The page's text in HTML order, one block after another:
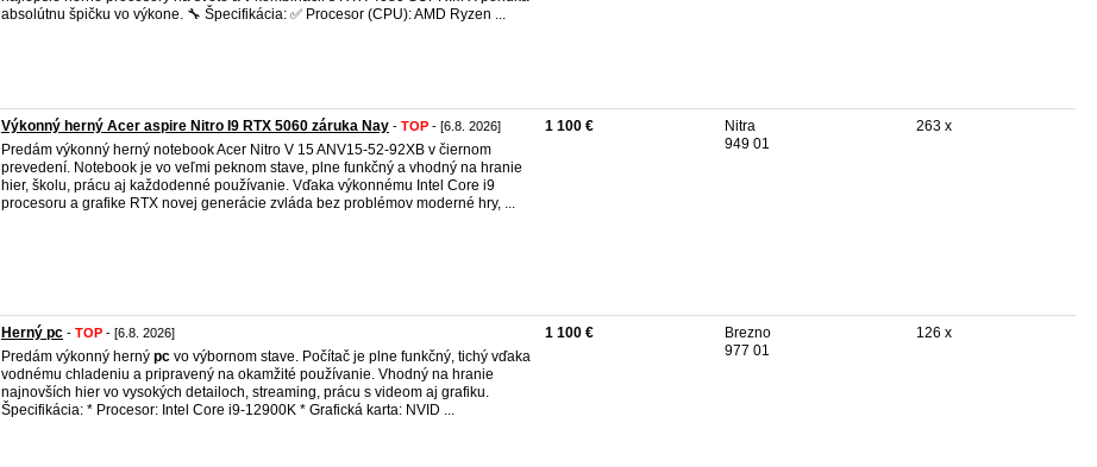
absolútnu špičku vo výkone. 🔧 Špecifikácia: ✅ Procesor (CPU): AMD Ryzen ...
Výkonný herný Acer aspire Nitro I9 RTX 5060 záruka Nay - TOP - [6.8. 2026]
Predám výkonný herný notebook Acer Nitro V 15 ANV15-52-92XB v čiernom
prevedení. Notebook je vo veľmi peknom stave, plne funkčný a vhodný na hranie
hier, školu, prácu aj každodenné používanie. Vďaka výkonnému Intel Core i9
procesoru a grafike RTX novej generácie zvláda bez problémov moderné hry, ...
1 100 €
Nitra
949 01
263 x
Herný pc - TOP - [6.8. 2026]
Predám výkonný herný pc vo výbornom stave. Počítač je plne funkčný, tichý vďaka
vodnému chladeniu a pripravený na okamžité používanie. Vhodný na hranie
najnovších hier vo vysokých detailoch, streaming, prácu s videom aj grafiku.
Špecifikácia: * Procesor: Intel Core i9-12900K * Grafická karta: NVID ...
1 100 €
Brezno
977 01
126 x